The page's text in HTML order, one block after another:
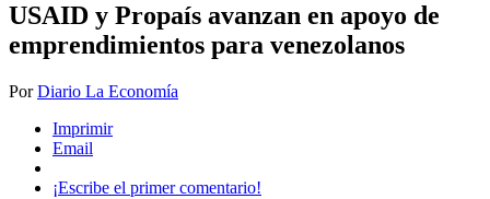
USAID y Propaís avanzan en apoyo de
emprendimientos para venezolanos
PorDiario La Economía
Imprimir
Email
¡Escribe el primer comentario!